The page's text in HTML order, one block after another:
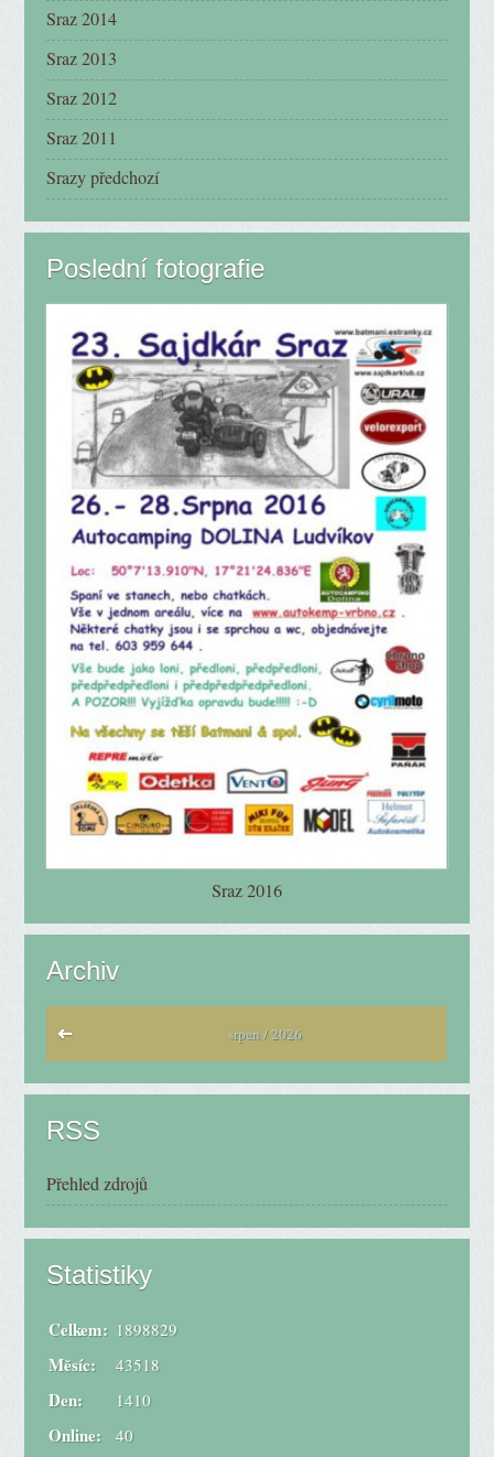
Sraz 2014
Sraz 2013
Sraz 2012
Sraz 2011
Srazy předchozí
Poslední fotografie
Sraz 2016
Archiv
srpen / 2026
RSS
Přehled zdrojů
Statistiky
Online: 40
Celkem: 1898829
Měsíc: 43518
Den: 1410